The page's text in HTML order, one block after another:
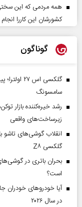
همه مردمی که این
کشورشان این کاررا
گوناگون
گلکسی اس
سامسونگ
زیرساخت‌های واقعی
انقلاب گوشی‌های تاشو‌
گلکسی Z۸
است؟
آیا خودروهای خودران
در سال ۲۰۲۶